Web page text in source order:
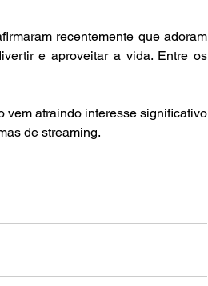
e aproveitar a vida. Entre os
de streaming.